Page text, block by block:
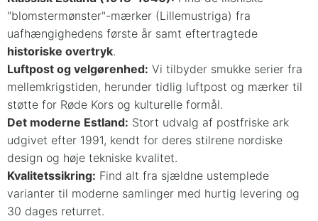
"blomstermønster"-mærker (Lillemustriga) fra
uafhængighedens første år samt eftertragtede
historiske overtryk.
Luftpost og velgørenhed: Vi tilbyder smukke serier fra
mellemkrigstiden, herunder tidlig luftpost og mærker til
støtte for Røde Kors og kulturelle formål.
Det moderne Estland: Stort udvalg af postfriske ark
udgivet efter 1991, kendt for deres stilrene nordiske
design og høje tekniske kvalitet.
Kvalitetssikring: Find alt fra sjældne ustemplede
varianter til moderne samlinger med hurtig levering og
30 dages returret.